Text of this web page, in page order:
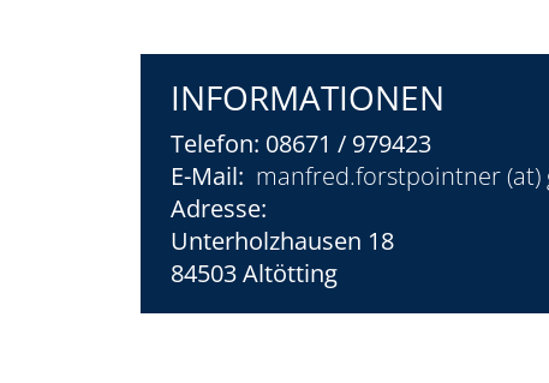
INFORMATIONEN
Telefon: 08671 / 979423
E-Mail: manfred.forstpointner (at)
Adresse:
Unterholzhausen 18
84503 Altötting